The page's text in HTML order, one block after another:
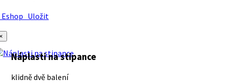
Uložit
Náplasti na stipance
klidně dvě balení